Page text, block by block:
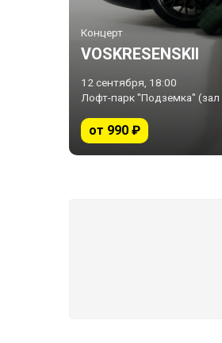
Концерт
VOSKRESENSKII
12 сентября, 18:00
Лофт-парк "Подземка"
от 990 ₽